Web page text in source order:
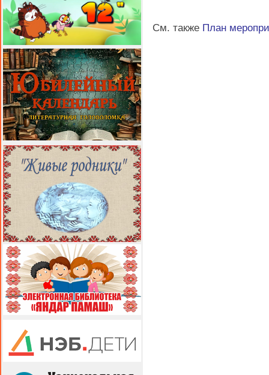
См. также План